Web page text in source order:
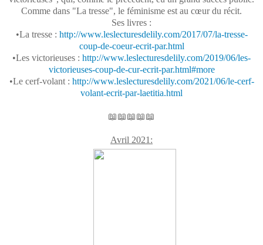
Comme dans "La tresse", le féminisme est au cœur du récit.
Ses livres :
•La tresse : http://www.leslecturesdelily.com/2017/07/la-tresse-
coup-de-coeur-ecrit-par.html
•Les victorieuses : http://www.leslecturesdelily.com/2019/06/les-
victorieuses-coup-de-cur-ecrit-par.html#more
•Le cerf-volant : http://www.leslecturesdelily.com/2021/06/le-cerf-
volant-ecrit-par-laetitia.html
📖📖📖📖📖
Avril 2021: